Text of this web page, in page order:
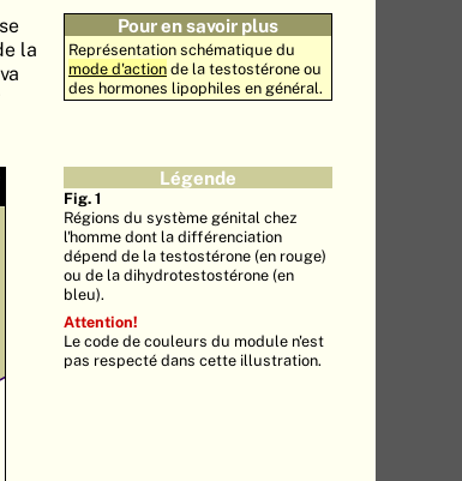
Pour en savoir plus
Représentation schématique du
mode d'actionde la testostérone ou
des hormones lipophiles en général.
la
Légende
Fig. 1
Régions du système génital chez
l'homme dont la différenciation
dépend de la testostérone (en rouge)
ou de la dihydrotestostérone (en
bleu).
Attention!
Le code de couleurs du module n'est
pas respecté dans cette illustration.